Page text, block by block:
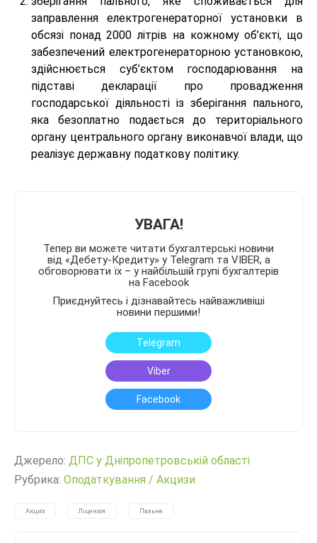
заправлення електрогенераторної установки в
обсязі понад 2000 літрів на кожному об’єкті, що
забезпечений електрогенераторною установкою,
здійснюється суб’єктом господарювання на
підставі декларації про провадження
господарської діяльності із зберігання пального,
яка безоплатно подається до територіального
органу центрального органу виконавчої влади, що
реалізує державну податкову політику.
УВАГА!
Тепер ви можете читати бухгалтерські новини
від «Дебету-Кредиту» у Telegram та VIBER, а
обговорювати їх – у найбільшій групі бухгалтерів
на Facebook
Приєднуйтесь і дізнавайтесь найважливіші
новини першими!
Telegram
Viber
Facebook
Джерело: ДПС у Дніпропетровській області
Рубрика: Оподаткування / Акцизи
Акциз Ліцензія Пальне